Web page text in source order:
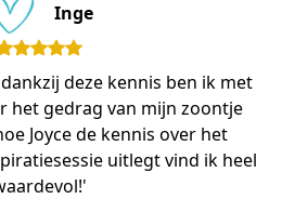
Inge
deze kennis ben ik met
het gedrag van mijn zoontje
Joyce de kennis over het
uitlegt vind ik heel